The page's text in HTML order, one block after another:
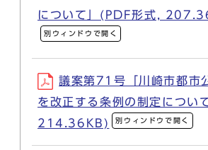
について」(PDF形式,
別ウィンドウで開く
議案第71号「川崎市都市
を改正する条例の制定につい
214.36KB)
別ウィンドウで開く